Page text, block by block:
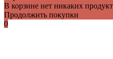
В корзине нет никаких
Продолжить покупки
0